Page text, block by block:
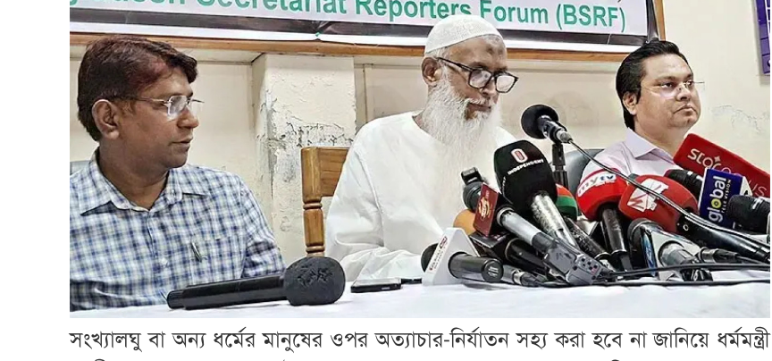
সংখ্যালঘু বা অন্য ধর্মের মানুষের ওপর অত্যাচার-নির্যাতন সহ্য করা হবে না জানিয়ে ধর্মমন্ত্রী